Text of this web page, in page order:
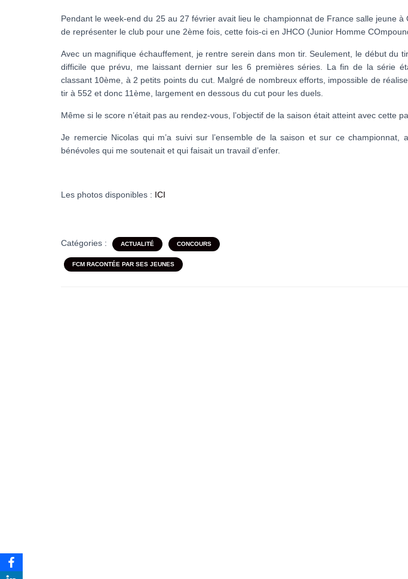
Pendant le week-end du 25 au 27 février avait lieu le championnat de France salle jeune à
de représenter le club pour une 2ème fois, cette fois-ci en JHCO (Junior Homme
Avec un magnifique échauffement, je rentre serein dans mon tir. Seulement, le début du
difficile que prévu, me laissant dernier sur les 6 premières séries. La fin de la série
classant 10ème, à 2 petits points du cut. Malgré de nombreux efforts, impossible de
tir à 552 et donc 11ème, largement en dessous du cut pour les duels.
Même si le score n’était pas au rendez-vous, l’objectif de la saison était atteint avec cette
Je remercie Nicolas qui m’a suivi sur l’ensemble de la saison et sur ce championnat,
bénévoles qui me soutenait et qui faisait un travail d’enfer.
Les photos disponibles : ICI
Catégories : ACTUALITÉ CONCOURS
FCM RACONTÉE PAR SES JEUNES